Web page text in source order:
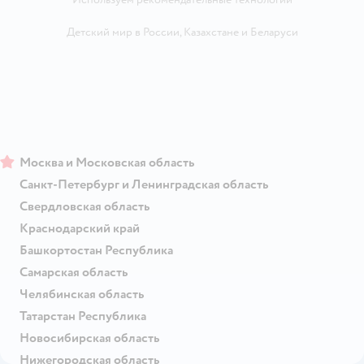
Детский мир в России, Казахстанеи Беларуси
Москва и Московская область
Санкт-Петербург и Ленинградская область
Свердловская область
Краснодарский край
Башкортостан Республика
Самарская область
Челябинская область
Татарстан Республика
Новосибирская область
Нижегородская область